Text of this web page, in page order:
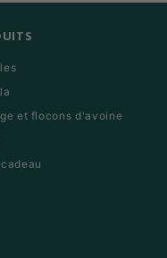
et flocons d'avoine